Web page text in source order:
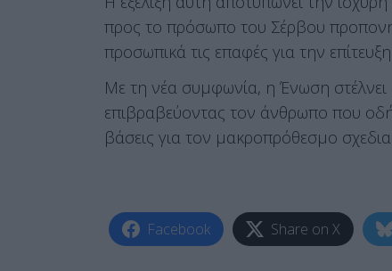
προς το πρόσωπο του Σέρβου
προσωπικά τις επαφές για την
Με τη νέα συμφωνία, η Ένωση στέλνει
επιβραβεύοντας τον άνθρωπο που
βάσεις για τον μακροπρόθεσμο
Facebook Share on X